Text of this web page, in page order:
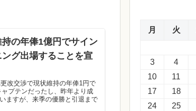
の年俸1億円でサイン
グ出場することを宣
改交渉で現状維持の年俸1円で
プテンだったし、昨年より成
ますが、来季の優勝と引退まで
月 火
3
4
10
11
17
18
24
25